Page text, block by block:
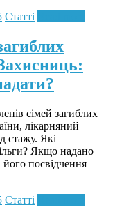
Статті
сімей загиблих
лікарняний
стажу. Які
Якщо надано
його посвідчення
Статті